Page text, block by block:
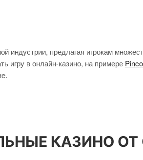
индустрии, предлагая игрокам
игру в онлайн-казино, на примере Pinco
КАЗИНО